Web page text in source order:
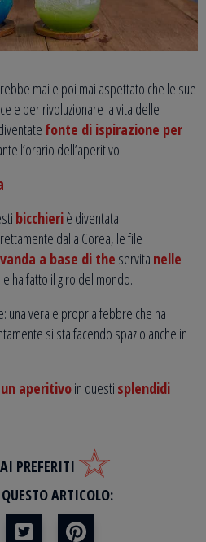
mai e poi mai aspettato che le sue
e per rivoluzionare la vita delle
fonte di ispirazione per
l’orario dell’aperitivo.
bicchieriè diventata
dalla Corea, le file
a base di the servita nelle
ha fatto il giro del mondo.
una vera e propria febbre che ha
si sta facendo spazio anche in
aperitivoin questi splendidi
PREFERITI
ARTICOLO: